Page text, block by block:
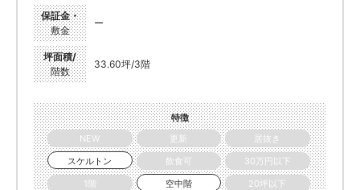
保証金・
敷金
ー
坪面積/
階数
33.60坪/3階
特徴
NEW
更新
居抜き
スケルトン
飲食可
30万円以下
1階
空中階
20坪以下